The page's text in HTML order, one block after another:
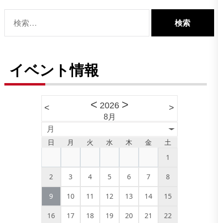
ゲ
シ
ン
索:
イベント情報
< < 2026 >
8月
>
月
日 月 火 水 木 金 土
1
2 3 4 5 6 7 8
9 10 11 12 13 14 15
16 17 18 19 20 21 22